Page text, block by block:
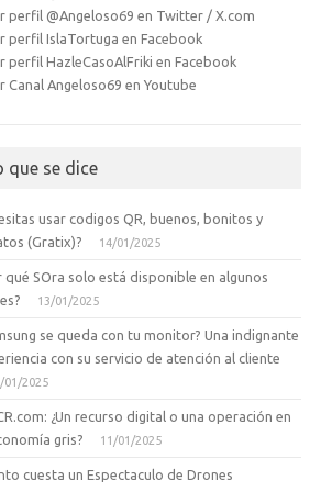
perfil @Angeloso69 en Twitter / X.com
perfil IslaTortuga en Facebook
perfil HazleCasoAlFriki en Facebook
Canal Angeloso69 en Youtube
que se dice
usar codigos QR, buenos, bonitos y
(Gratix)?
14/01/2025
qué SOra solo está disponible en algunos
13/01/2025
se queda con tu monitor? Una indignante
con su servicio de atención al cliente
01/2025
¿Un recurso digital o una operación en
gris?
11/01/2025
cuesta un Espectaculo de Drones